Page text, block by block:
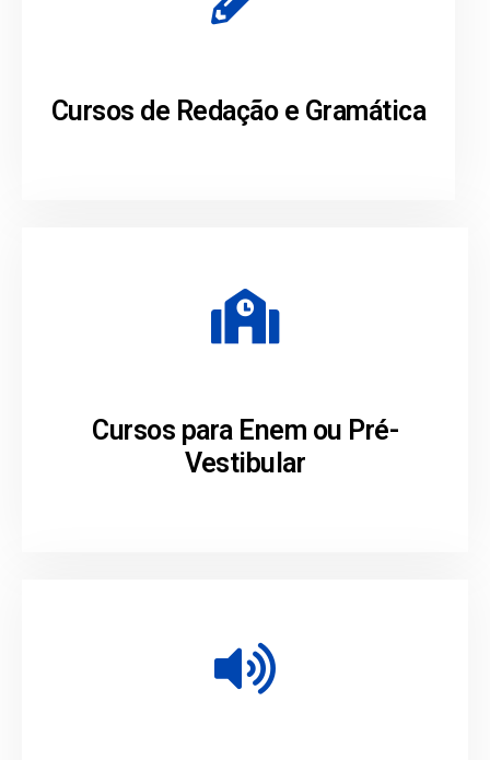
Cursos de Redação e Gramática
Cursos para Enem ou Pré-
Vestibular